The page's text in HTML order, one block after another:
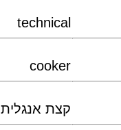
technical
cooker
קצת אנגלית